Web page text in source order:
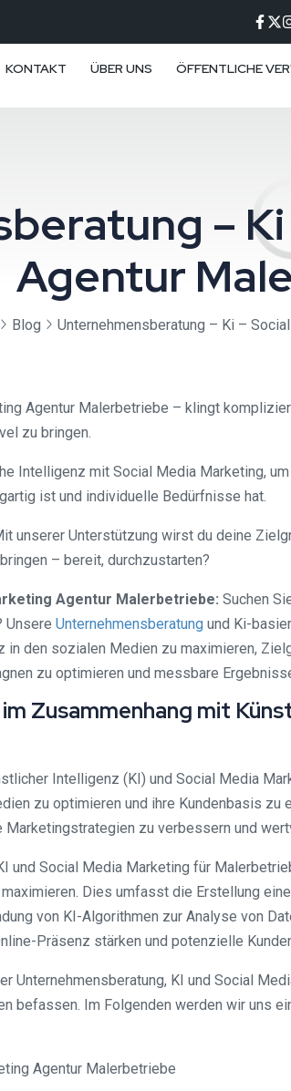
KONTAKT ÜBER UNS ÖFFENTLICHE
–
Agentur
Blog Unternehmensberatung – Ki –
Agentur Malerbetriebe – klingt
zu bringen.
Intelligenz mit Social Media Marketing,
ist und individuelle Bedürfnisse hat.
unserer Unterstützung wirst du deine
– bereit, durchzustarten?
Agentur Malerbetriebe: Suchen
Unsere Unternehmensberatung und Ki-
den sozialen Medien zu maximieren,
zu optimieren und messbare
Zusammenhang mit
Intelligenz (KI) und Social Media
zu optimieren und ihre Kundenbasis
zu verbessern und
und Social Media Marketing für
Dies umfasst die Erstellung
von KI-Algorithmen zur Analyse von
Präsenz stärken und potenzielle
Unternehmensberatung, KI und Social
befassen. Im Folgenden werden wir uns